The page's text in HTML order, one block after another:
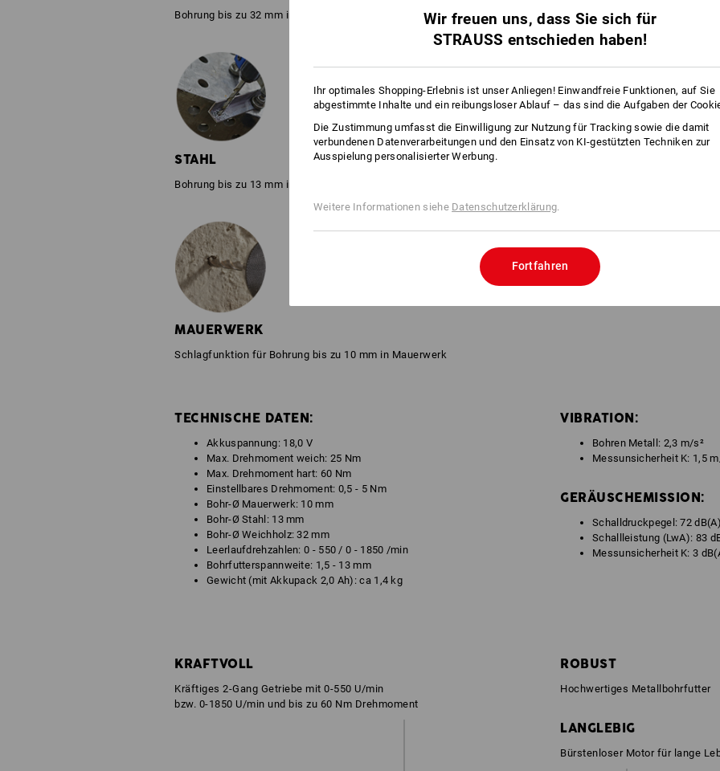
Bohrung bis zu 32 mm in Weichholz
STAHL
Bohrung bis zu 13 mm in Stahl
MAUERWERK
Schlagfunktion für Bohrung bis zu 10 mm in Mauerwerk
TECHNISCHE DATEN:
Akkuspannung: 18,0 V
Max. Drehmoment weich: 25 Nm
Max. Drehmoment hart: 60 Nm
Einstellbares Drehmoment: 0,5 - 5 Nm
Bohr-Ø Mauerwerk: 10 mm
Bohr-Ø Stahl: 13 mm
Bohr-Ø Weichholz: 32 mm
Leerlaufdrehzahlen: 0 - 550 / 0 - 1850 /min
Bohrfutterspannweite: 1,5 - 13 mm
Gewicht (mit Akkupack 2,0 Ah): ca 1,4 kg
VIBRATION:
Bohren Metall: 2,3 m/s²
Messunsicherheit K: 1,5
GERÄUSCHEMISSION:
Schalldruckpegel: 72
Schallleistung (LwA): 83
Messunsicherheit K: 3
KRAFTVOLL
Kräftiges 2-Gang Getriebe mit 0-550 U/min
bzw. 0-1850 U/min und bis zu 60 Nm Drehmoment
ROBUST
Hochwertiges Metallbohrfutter
LANGLEBIG
Bürstenloser Motor für lange
Wir freuen uns, dass Sie sich für
STRAUSS entschieden haben!
Ihr optimales Shopping-Erlebnis ist unser Anliegen! Einwandfreie Funktionen, auf Sie
abgestimmte Inhalte und ein reibungsloser Ablauf – das sind die Aufgaben der
Die Zustimmung umfasst die Einwilligung zur Nutzung für Tracking sowie die damit
verbundenen Datenverarbeitungen und den Einsatz von KI-gestützten Techniken zur
Ausspielung personalisierter Werbung.
Weitere Informationen siehe Datenschutzerklärung.
Fortfahren